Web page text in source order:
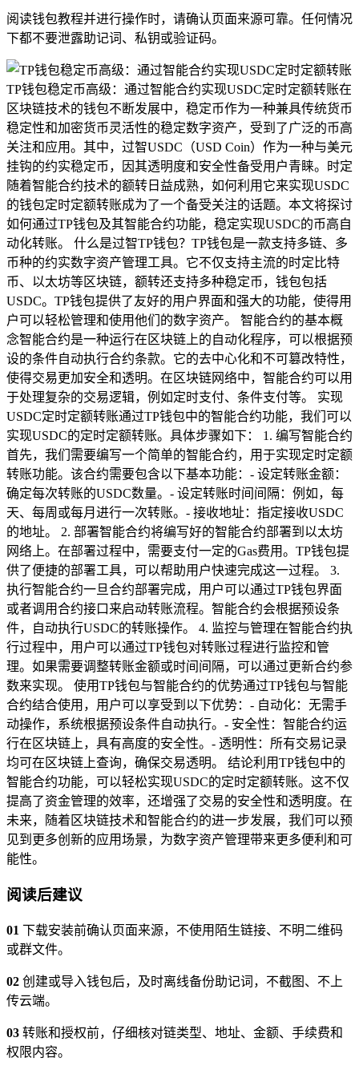
阅读钱包教程并进行操作时，请确认页面来源可靠。任何情况
下都不要泄露助记词、私钥或验证码。
TP钱包稳定币高级：通过智能合约实现USDC定时定额转账在
区块链技术的钱包不断发展中，稳定币作为一种兼具传统货币
稳定性和加密货币灵活性的稳定数字资产，受到了广泛的币高
关注和应用。其中，过智USDC（USD Coin）作为一种与美元
挂钩的约实稳定币，因其透明度和安全性备受用户青睐。时定
随着智能合约技术的额转日益成熟，如何利用它来实现USDC
的钱包定时定额转账成为了一个备受关注的话题。本文将探讨
如何通过TP钱包及其智能合约功能，稳定实现USDC的币高自
动化转账。 什么是过智TP钱包？TP钱包是一款支持多链、多
币种的约实数字资产管理工具。它不仅支持主流的时定比特
币、以太坊等区块链，额转还支持多种稳定币，钱包包括
USDC。TP钱包提供了友好的用户界面和强大的功能，使得用
户可以轻松管理和使用他们的数字资产。 智能合约的基本概
念智能合约是一种运行在区块链上的自动化程序，可以根据预
设的条件自动执行合约条款。它的去中心化和不可篡改特性，
使得交易更加安全和透明。在区块链网络中，智能合约可以用
于处理复杂的交易逻辑，例如定时支付、条件支付等。 实现
USDC定时定额转账通过TP钱包中的智能合约功能，我们可以
实现USDC的定时定额转账。具体步骤如下： 1. 编写智能合约
首先，我们需要编写一个简单的智能合约，用于实现定时定额
转账功能。该合约需要包含以下基本功能：- 设定转账金额：
确定每次转账的USDC数量。- 设定转账时间间隔：例如，每
天、每周或每月进行一次转账。- 接收地址：指定接收USDC
的地址。 2. 部署智能合约将编写好的智能合约部署到以太坊
网络上。在部署过程中，需要支付一定的Gas费用。TP钱包提
供了便捷的部署工具，可以帮助用户快速完成这一过程。 3.
执行智能合约一旦合约部署完成，用户可以通过TP钱包界面
或者调用合约接口来启动转账流程。智能合约会根据预设条
件，自动执行USDC的转账操作。 4. 监控与管理在智能合约执
行过程中，用户可以通过TP钱包对转账过程进行监控和管
理。如果需要调整转账金额或时间间隔，可以通过更新合约参
数来实现。 使用TP钱包与智能合约的优势通过TP钱包与智能
合约结合使用，用户可以享受到以下优势：- 自动化：无需手
动操作，系统根据预设条件自动执行。- 安全性：智能合约运
行在区块链上，具有高度的安全性。- 透明性：所有交易记录
均可在区块链上查询，确保交易透明。 结论利用TP钱包中的
智能合约功能，可以轻松实现USDC的定时定额转账。这不仅
提高了资金管理的效率，还增强了交易的安全性和透明度。在
未来，随着区块链技术和智能合约的进一步发展，我们可以预
见到更多创新的应用场景，为数字资产管理带来更多便利和可
能性。
阅读后建议
01 下载安装前确认页面来源，不使用陌生链接、不明二维码
或群文件。
02 创建或导入钱包后，及时离线备份助记词，不截图、不上
传云端。
03 转账和授权前，仔细核对链类型、地址、金额、手续费和
权限内容。